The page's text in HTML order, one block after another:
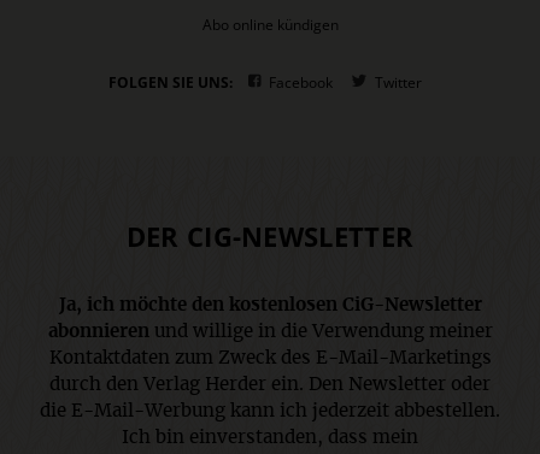
Abo online kündigen
FOLGEN SIE UNS: Facebook Twitter
DER CIG-NEWSLETTER
Ja, ich möchte den kostenlosen CiG-Newsletter
abonnierenund willige in die Verwendung meiner
Kontaktdaten zum Zweck des E-Mail-Marketings
durch den Verlag Herder ein. Den Newsletter oder
die E-Mail-Werbung kann ich jederzeit abbestellen.
Ich bin einverstanden, dass mein